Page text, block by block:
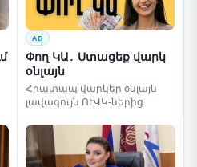
AD
Փող ԿԱ․ Ստացեք վարկ
օնլայն
Հրատապ վարկեր օնլայն
լավագույն ՈՒՎԿ-ներից